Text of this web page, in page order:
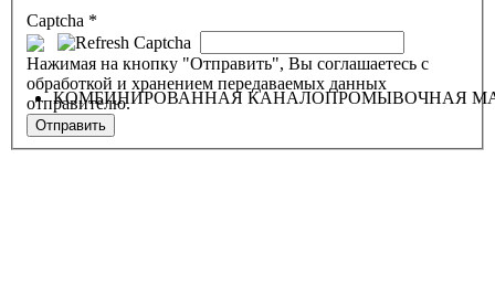
КОМБИНИРОВАННАЯ КАНАЛОПРОМЫВОЧНАЯ
Captcha *
Нажимая на кнопку "Отправить", Вы соглашаетесь с
обработкой и хранением передаваемых данных
отправителю.